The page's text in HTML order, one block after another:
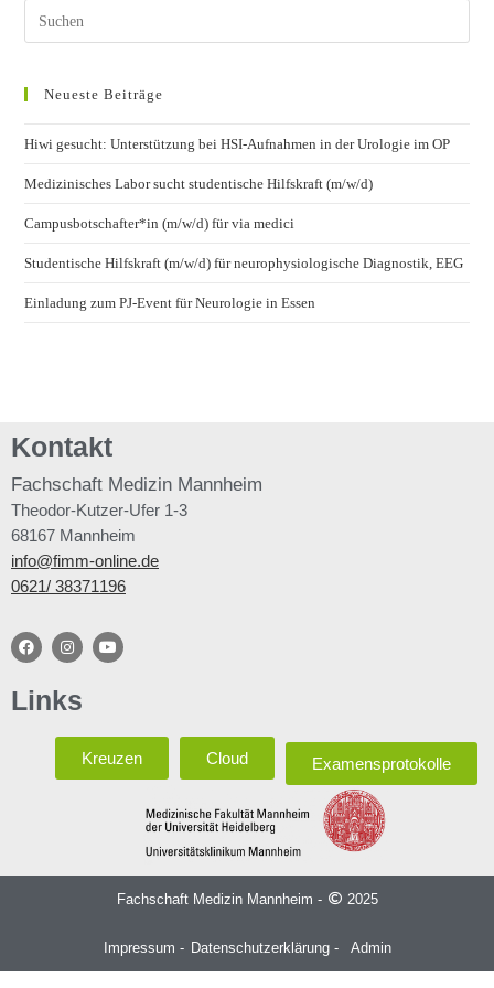
Neueste Beiträge
Hiwi gesucht: Unterstützung bei HSI-Aufnahmen in der Urologie im OP
Medizinisches Labor sucht studentische Hilfskraft (m/w/d)
Campusbotschafter*in (m/w/d) für via medici
Studentische Hilfskraft (m/w/d) für neurophysiologische Diagnostik, EEG
Einladung zum PJ-Event für Neurologie in Essen
Kontakt
Fachschaft Medizin Mannheim
Theodor-Kutzer-Ufer 1-3
68167 Mannheim
info@fimm-online.de
0621/ 38371196
Links
Kreuzen Cloud Examensprotokolle
Fachschaft Medizin Mannheim - 2025
Impressum - Datenschutzerklärung - Admin